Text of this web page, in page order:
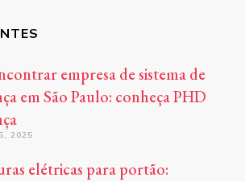
empresa de sistema de
em São Paulo: conheça PHD
2025
elétricas para portão: